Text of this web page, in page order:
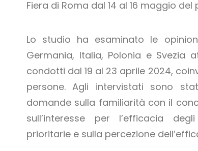
Fiera di Roma dal 14 al 16 maggio
Lo studio ha esaminato le
Germania, Italia, Polonia e Svezia
condotti dal 19 al 23 aprile 2024,
persone. Agli intervistati sono
domande sulla familiarità con il
sull’interesse per l’efficacia
prioritarie e sulla percezione